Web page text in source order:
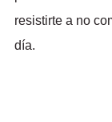
resistirte a no
día.